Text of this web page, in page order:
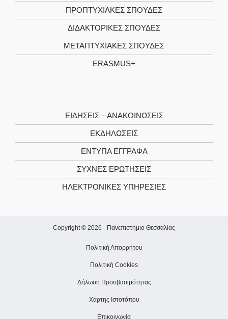
ΠΡΟΠΤΥΧΙΑΚΈΣ ΣΠΟΥΔΈΣ
ΔΙΔΑΚΤΟΡΙΚΈΣ ΣΠΟΥΔΈΣ
ΜΕΤΑΠΤΥΧΙΑΚΈΣ ΣΠΟΥΔΈΣ
ERASMUS+
ΕΙΔΉΣΕΙΣ – ΑΝΑΚΟΙΝΏΣΕΙΣ
ΕΚΔΗΛΏΣΕΙΣ
ΈΝΤΥΠΑ ΈΓΓΡΑΦΑ
ΣΥΧΝΈΣ ΕΡΩΤΉΣΕΙΣ
ΗΛΕΚΤΡΟΝΙΚΈΣ ΥΠΗΡΕΣΊΕΣ
Copyright © 2026 - Πανεπιστήμιο Θεσσαλίας
Πολιτική Απορρήτου
Πολιτική Cookies
Δήλωση Προσβασιμότητας
Χάρτης Ιστοτόπου
Επικοινωνία